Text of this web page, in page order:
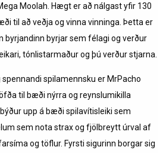
Moolah. Hægt er að nálgast yfir 130
til að veðja og vinna vinninga. Þetta er
byrjar sem félagi og verður
tónlistarmaður og þú verður stjarna.
spilamennsku er MrPacho
til bæði nýrra og reynslumikilla
upp á bæði spilavítisleiki sem
sem nota strax og fjölbreytt úrval af
og töflur. Fyrsti sigurinn borgar sig